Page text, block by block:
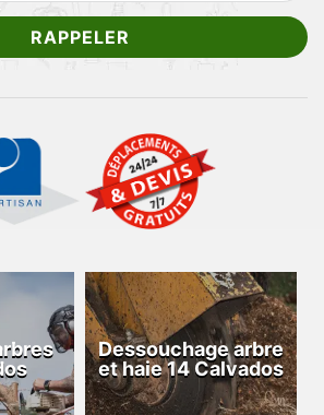
Dessouchage arbre
et haie 14 Calvados